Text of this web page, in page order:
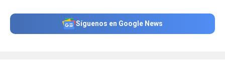
Síguenos en Google News